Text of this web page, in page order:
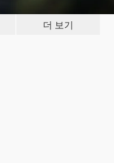
더 보기